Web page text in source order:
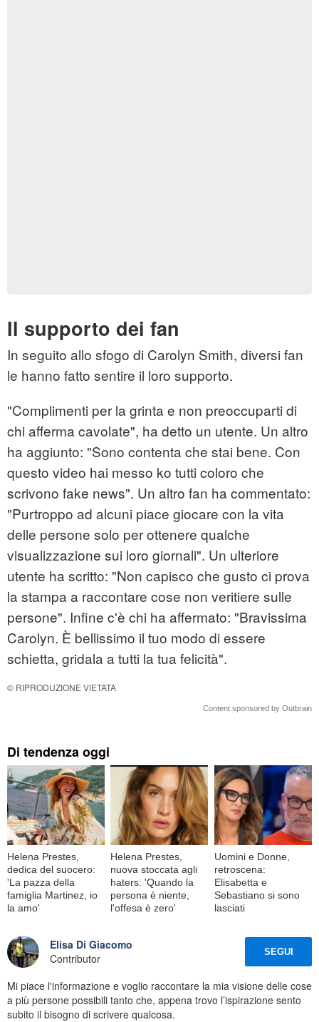
Il supporto dei fan
In seguito allo sfogo di Carolyn Smith, diversi fan
le hanno fatto sentire il loro supporto.
"Complimenti per la grinta e non preoccuparti di
chi afferma cavolate", ha detto un utente. Un altro
ha aggiunto: "Sono contenta che stai bene. Con
questo video hai messo ko tutti coloro che
scrivono fake news". Un altro fan ha commentato:
"Purtroppo ad alcuni piace giocare con la vita
delle persone solo per ottenere qualche
visualizzazione sui loro giornali". Un ulteriore
utente ha scritto: "Non capisco che gusto ci prova
la stampa a raccontare cose non veritiere sulle
persone". Infine c'è chi ha affermato: "Bravissima
Carolyn. È bellissimo il tuo modo di essere
schietta, gridala a tutti la tua felicità".
© RIPRODUZIONE VIETATA
Content sponsored by Outbrain
Di tendenza oggi
Helena Prestes,
dedica del suocero:
'La pazza della
famiglia Martinez, io
la amo'
Helena Prestes,
nuova stoccata agli
haters: 'Quando la
persona è niente,
l'offesa è zero'
Uomini e Donne,
retroscena:
Elisabetta e
Sebastiano si sono
lasciati
Elisa Di Giacomo
Contributor
SEGUI
Mi piace l'informazione e voglio raccontare la mia visione delle cose
a più persone possibili tanto che, appena trovo l’ispirazione sento
subito il bisogno di scrivere qualcosa.